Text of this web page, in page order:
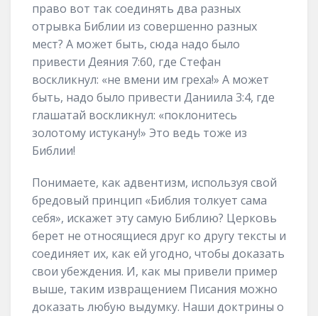
право вот так соединять два разных
отрывка Библии из совершенно разных
мест? А может быть, сюда надо было
привести Деяния 7:60, где Стефан
воскликнул: «не вмени им греха!» А может
быть, надо было привести Даниила 3:4, где
глашатай воскликнул: «поклонитесь
золотому истукану!» Это ведь тоже из
Библии!
Понимаете, как адвентизм, используя свой
бредовый принцип «Библия толкует сама
себя», искажет эту самую Библию? Церковь
берет не относящиеся друг ко другу тексты и
соединяет их, как ей угодно, чтобы доказать
свои убеждения. И, как мы привели пример
выше, таким извращением Писания можно
доказать любую выдумку. Наши доктрины о